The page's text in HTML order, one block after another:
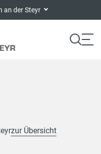
an der Steyr
zur Übersicht